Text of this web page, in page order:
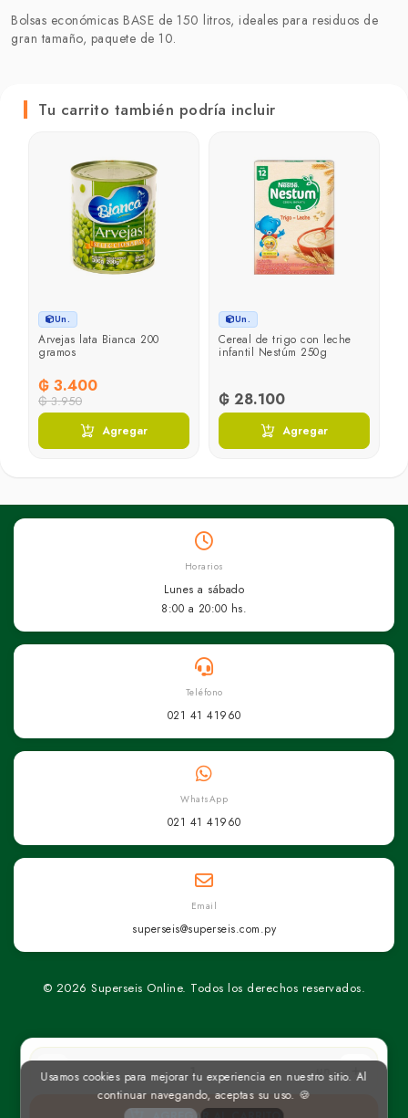
un
Bolsas económicas BASE de 150 litros, ideales para residuos de
gran tamaño, paquete de 10.
Tu carrito también podría incluir
Un.
Arvejas lata Bianca 200
gramos
₲ 3.400
₲ 3.950
Agregar
Un.
Cereal de trigo con leche
infantil Nestúm 250g
₲ 28.100
Agregar
Horarios
Lunes a sábado
8:00 a 20:00 hs.
Teléfono
021 41 41960
WhatsApp
021 41 41960
Email
superseis@superseis.com.py
© 2026 Superseis Online. Todos los derechos reservados.
Usamos cookies para mejorar tu experiencia en nuestro sitio. Al
continuar navegando, aceptas su uso. 🍪